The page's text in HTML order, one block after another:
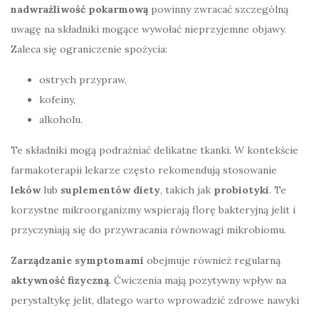
nadwrażliwość pokarmową powinny zwracać szczególną
uwagę na składniki mogące wywołać nieprzyjemne objawy.
Zaleca się ograniczenie spożycia:
ostrych przypraw,
kofeiny,
alkoholu.
Te składniki mogą podrażniać delikatne tkanki. W kontekście
farmakoterapii lekarze często rekomendują stosowanie
leków lub suplementów diety, takich jak probiotyki. Te
korzystne mikroorganizmy wspierają florę bakteryjną jelit i
przyczyniają się do przywracania równowagi mikrobiomu.
Zarządzanie symptomami obejmuje również regularną
aktywność fizyczną. Ćwiczenia mają pozytywny wpływ na
perystaltykę jelit, dlatego warto wprowadzić zdrowe nawyki